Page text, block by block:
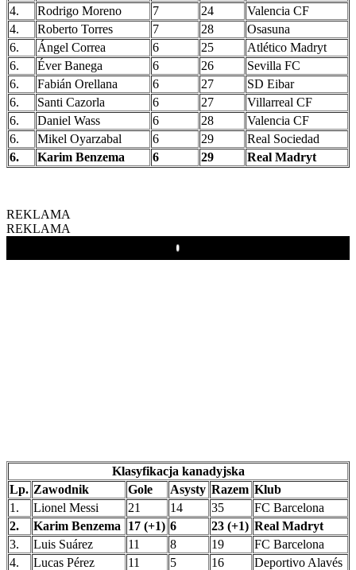
4.
Rodrigo Moreno 7 24
Valencia CF
4.
Roberto Torres 7 28
Osasuna
6.
Ángel Correa 6 25
Atlético Madryt
6.
Éver Banega 6 26
Sevilla FC
6.
Fabián Orellana 6 27
SD Eibar
6.
Santi Cazorla 6 27
Villarreal CF
6.
Daniel Wass 6 28
Valencia CF
6.
Mikel Oyarzabal 6 29
Real Sociedad
6.
Karim Benzema 6 29 Real Madryt
REKLAMA
REKLAMA
Play
Klasyfikacja kanadyjska
Lp. Zawodnik Gole Asysty Razem Klub
1.
Lionel Messi 21 14 35
FC Barcelona
2.
Karim Benzema 17 (+1) 6 23 (+1) Real Madryt
3.
Luis Suárez 11 8 19
FC Barcelona
4.
Lucas Pérez 11 5 16
Deportivo Alavés